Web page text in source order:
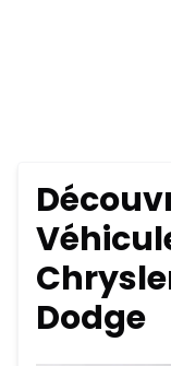
Dodge